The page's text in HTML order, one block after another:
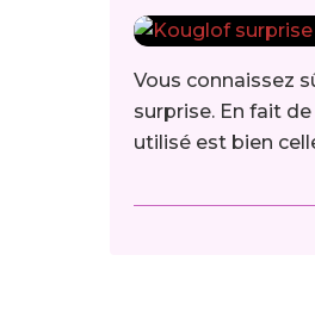
Vous connaissez
surprise. En fait
utilisé est bien